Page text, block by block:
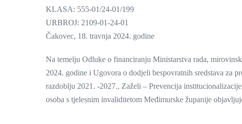
KLASA: 555-01/24-01/199
URBROJ: 2109-01-24-01
Čakovec, 18. travnja 2024. godine
Na temelju Odluke o financiranju Ministarstva rada,
2024. godine i Ugovora o dodjeli bespovratnih sredstava za
razdoblju 2021. -2027., Zaželi – Prevencija
osoba s tjelesnim invaliditetom Međimurske županije